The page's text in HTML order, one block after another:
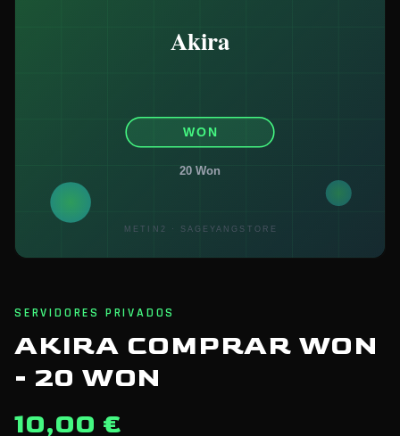
SERVIDORES PRIVADOS
AKIRA COMPRAR WON
- 20 WON
10,00 €